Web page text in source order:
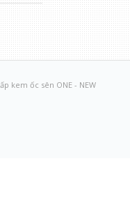
kem ốc sên ONE - NEW